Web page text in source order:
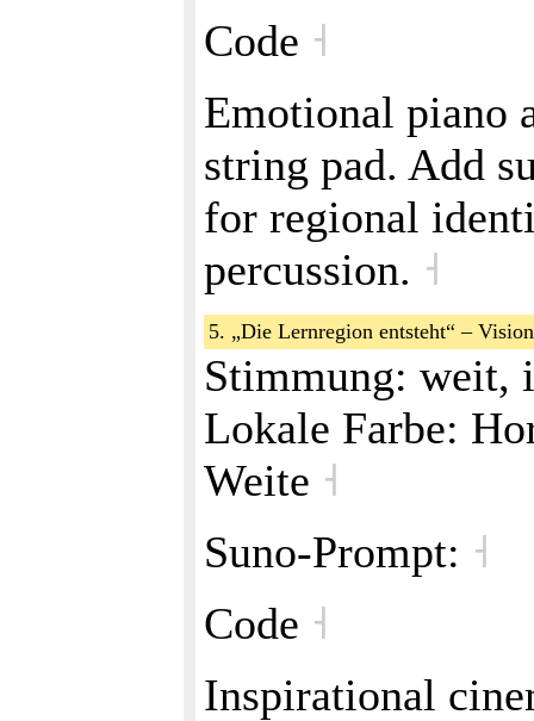
Code ˧
Emotional piano
string pad. Add
for regional
percussion. ˧
5. „Die Lernregion entsteht“ –
Stimmung: weit,
Lokale Farbe:
Weite ˧
Suno‑Prompt: ˧
Code ˧
Inspirational